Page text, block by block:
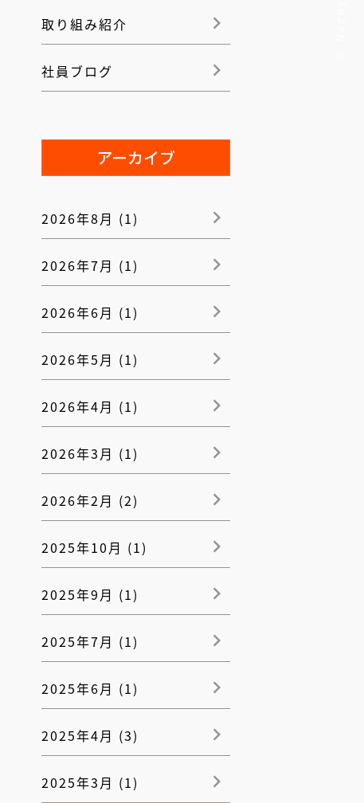
取り組み紹介
社員ブログ
アーカイブ
2026年8月 (1)
2026年7月 (1)
2026年6月 (1)
2026年5月 (1)
2026年4月 (1)
2026年3月 (1)
2026年2月 (2)
2025年10月 (1)
2025年9月 (1)
2025年7月 (1)
2025年6月 (1)
2025年4月 (3)
2025年3月 (1)